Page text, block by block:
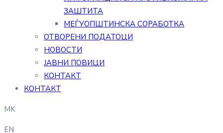
ЗАШТИТА
МЕЃУОПШТИНСКА СОРАБОТКА
ОТВОРЕНИ ПОДАТОЦИ
НОВОСТИ
ЈАВНИ ПОВИЦИ
КОНТАКТ
КОНТАКТ
MK
EN